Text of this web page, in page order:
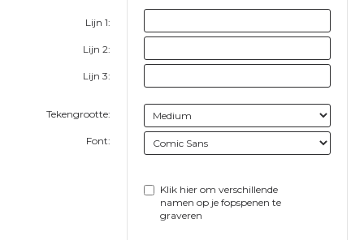
Lijn 1:
Lijn 2:
Lijn 3:
Tekengrootte:
Font:
Klik hier om verschillende
namen op je fopspenen te
graveren